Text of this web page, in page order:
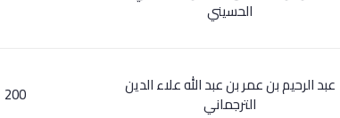
الحسيني
عبد الرحيم بن عمر بن عبد الله علاء الدين
الترجماني 200